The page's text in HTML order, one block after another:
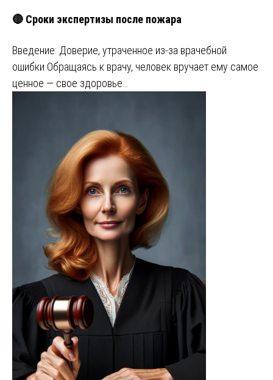
🔴 Сроки экспертизы после пожара
Введение: Доверие, утраченное из-за врачебной
ошибки Обращаясь к врачу, человек вручает ему самое
ценное — свое здоровье…